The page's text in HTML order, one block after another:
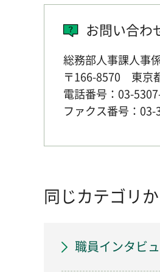
お問い合わ
総務部人事課人事
〒166-8570 東京
電話番号：03-
ファクス番号：03-
同じカテゴリ
職員インタビ